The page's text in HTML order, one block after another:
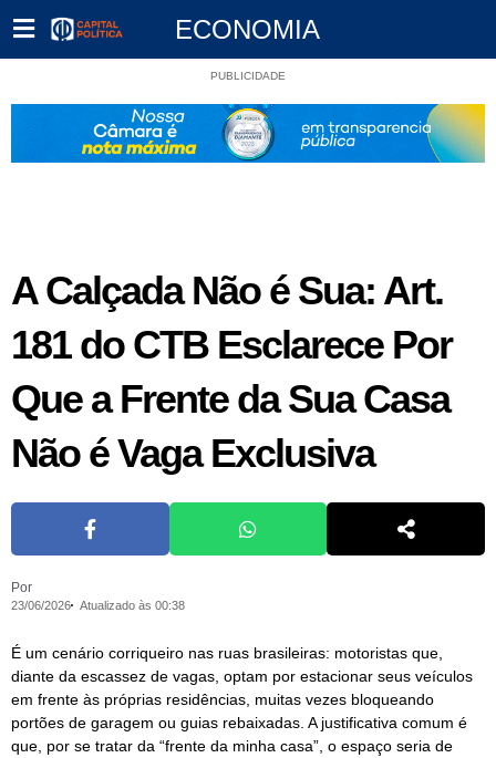
ECONOMIA
PUBLICIDADE
A Calçada Não é Sua: Art.
181 do CTB Esclarece Por
Que a Frente da Sua Casa
Não é Vaga Exclusiva
Por
23/06/2026 Atualizado às 00:38
É um cenário corriqueiro nas ruas brasileiras: motoristas que,
diante da escassez de vagas, optam por estacionar seus veículos
em frente às próprias residências, muitas vezes bloqueando
portões de garagem ou guias rebaixadas. A justificativa comum é
que, por se tratar da “frente da minha casa”, o espaço seria de